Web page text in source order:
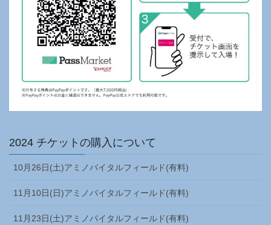
2024 チケットの購入について
10月26日(土)アミノバイタルフィールド(有料)
11月10日(日)アミノバイタルフィールド(有料)
11月23日(土)アミノバイタルフィールド(有料)